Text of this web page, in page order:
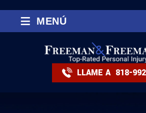
LLAME A 818-
≡ MENÚ